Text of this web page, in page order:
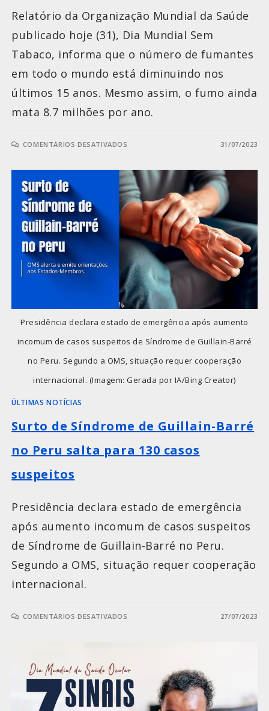
Relatório da Organização Mundial da Saúde
publicado hoje (31), Dia Mundial Sem
Tabaco, informa que o número de fumantes
em todo o mundo está diminuindo nos
últimos 15 anos. Mesmo assim, o fumo ainda
mata 8.7 milhões por ano.
COMENTÁRIOS DESATIVADOS 31/07/2023
Presidência declara estado de emergência após aumento
incomum de casos suspeitos de Síndrome de Guillain-Barré
no Peru. Segundo a OMS, situação requer cooperação
internacional. (Imagem: Gerada por IA/Bing Creator)
ÚLTIMAS NOTÍCIAS
Surto de Síndrome de Guillain-Barré
no Peru salta para 130 casos
suspeitos
Presidência declara estado de emergência
após aumento incomum de casos suspeitos
de Síndrome de Guillain-Barré no Peru.
Segundo a OMS, situação requer cooperação
internacional.
COMENTÁRIOS DESATIVADOS 27/07/2023